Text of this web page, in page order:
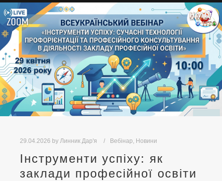
29.04.2026 by Линник Дар'я Вебінар Новини
Інструменти успіху: як
заклади професійної освіти